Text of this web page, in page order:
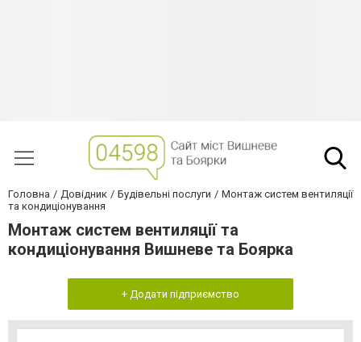
Головна Довідник Будівельні послуги
Монтаж систем вентиляції
та кондиціонування
Монтаж систем вентиляції та
кондиціонування Вишневе та Боярка
+ Додати підприємство